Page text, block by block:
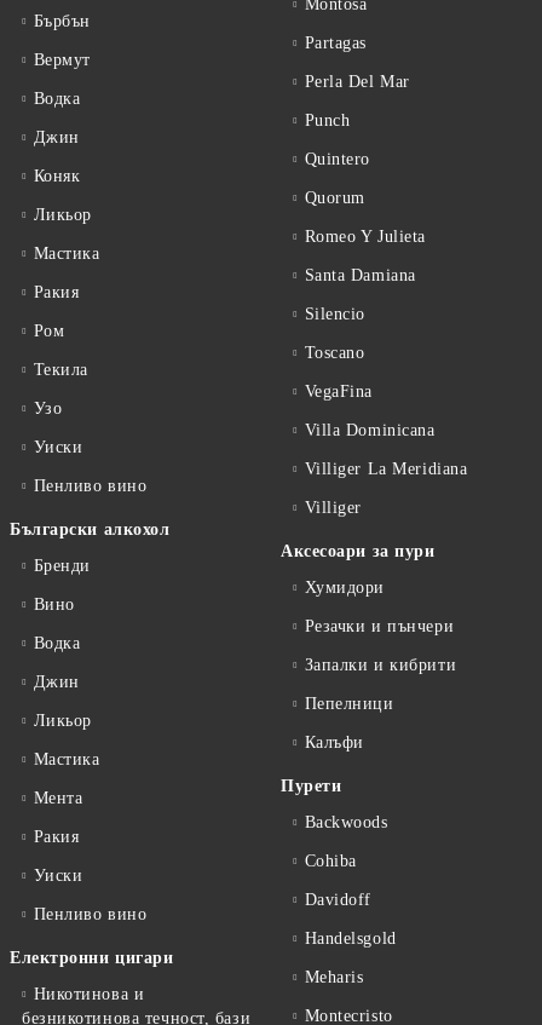
Бърбън
Вермут
Водка
Джин
Коняк
Ликьор
Мастика
Ракия
Ром
Текила
Узо
Уиски
Пенливо вино
Български алкохол
Бренди
Вино
Водка
Джин
Ликьор
Мастика
Мента
Ракия
Уиски
Пенливо вино
Електронни цигари
Никотинова и
безникотинова течност, бази
Montosa
Partagas
Perla Del Mar
Punch
Quintero
Quorum
Romeo Y Julieta
Santa Damiana
Silencio
Toscano
VegaFina
Villa Dominicana
Villiger La Meridiana
Villiger
Аксесоари за пури
Хумидори
Резачки и пънчери
Запалки и кибрити
Пепелници
Калъфи
Пурети
Backwoods
Cohiba
Davidoff
Handelsgold
Meharis
Montecristo